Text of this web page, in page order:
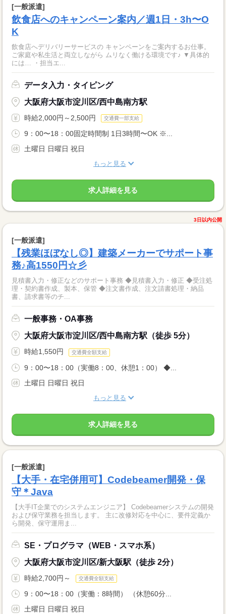
[一般派遣]
飲食店へのキャンペーン案内／週1日・3h〜O
K
飲食店へデリバリーサービスの キャンペーンをご案内するお仕事。
ご家庭や私生活と両立しながら ムリなく働ける環境です♪ ▼具体的
には… ・担当エ...
データ入力・タイピング
大阪府大阪市淀川区/西中島南方駅
時給2,000円～2,500円 交通費一部支給
9：00〜18：00固定時間制 1日3時間〜OK ※...
土曜日 日曜日 祝日
もっと見る
求人詳細を見る
3日以内公開
[一般派遣]
【残業ほぼなし◎】建築メーカーでサポート事
務♪高1550円☆彡
見積書入力・修正などのサポート事務 ◆見積書入力・修正 ◆受注処
理・契約書作成、製本、保管 ◆注文書作成、注文請書処理・納品
書、請求書等のチ...
一般事務・OA事務
大阪府大阪市淀川区/西中島南方駅（徒歩 5分）
時給1,550円 交通費全額支給
9：00〜18：00（実働8：00、休憩1：00） ◆...
土曜日 日曜日 祝日
もっと見る
求人詳細を見る
[一般派遣]
【大手・在宅併用可】Codebeamer開発・保
守＊Java
【大手IT企業でのシステムエンジニア】 Codebeamerシステムの開発
および保守業務を担当します。 主に改修対応を中心に、要件定義か
ら開発、保守運用ま...
SE・プログラマ（WEB・スマホ系）
大阪府大阪市淀川区/新大阪駅（徒歩 2分）
時給2,700円～ 交通費全額支給
9：00〜18：00（実働：8時間） （休憩60分...
土曜日 日曜日 祝日